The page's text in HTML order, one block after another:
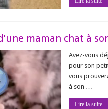
maman chat à
Avez-vous
pour son
vous
à son …
Lire la suite